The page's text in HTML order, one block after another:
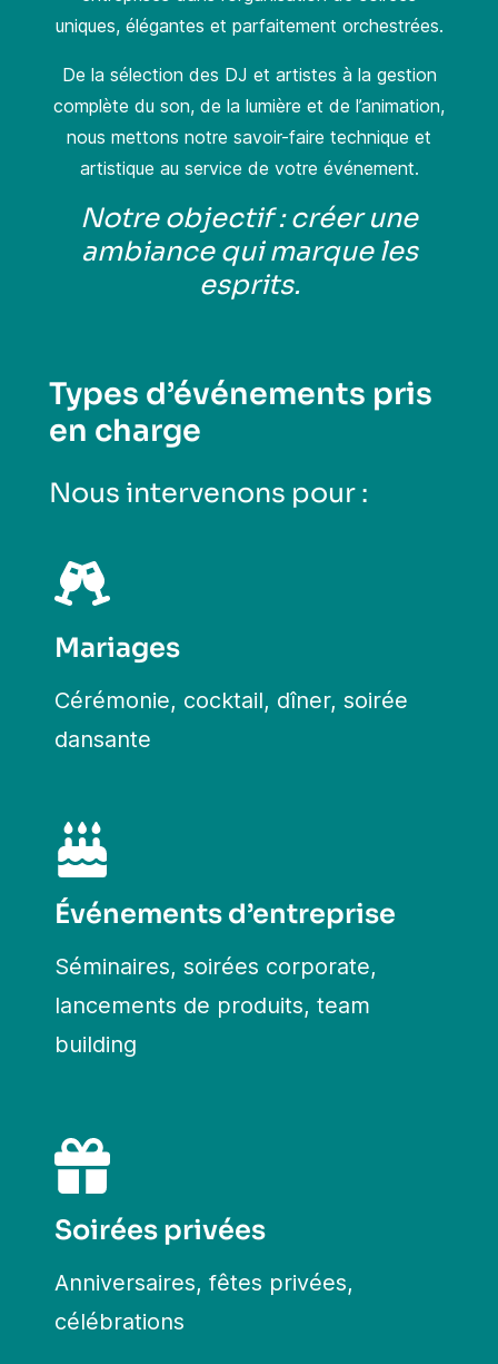
uniques, élégantes et parfaitement orchestrées.
De la sélection des DJ et artistes à la gestion
complète du son, de la lumière et de l’animation,
nous mettons notre savoir-faire technique et
artistique au service de votre événement.
Notre objectif : créer une
ambiance qui marque les
esprits.
Types d’événements pris
en charge
Nous intervenons pour :
Mariages
Cérémonie, cocktail, dîner, soirée
dansante
Événements d’entreprise
Séminaires, soirées corporate,
lancements de produits, team
building
Soirées privées
Anniversaires, fêtes privées,
célébrations